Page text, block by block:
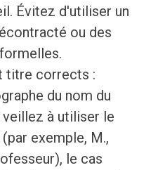
Évitez d'utiliser un
ou des
titre corrects :
du nom du
à utiliser le
exemple, M.,
le cas